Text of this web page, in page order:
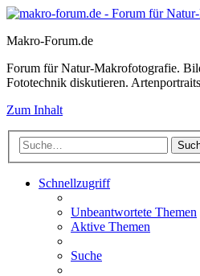
Makro-Forum.de
Forum für Natur-Makrofotografie.
Fototechnik diskutieren.
Zum Inhalt
Schnellzugriff
Unbeantwortete Themen
Aktive Themen
Suche